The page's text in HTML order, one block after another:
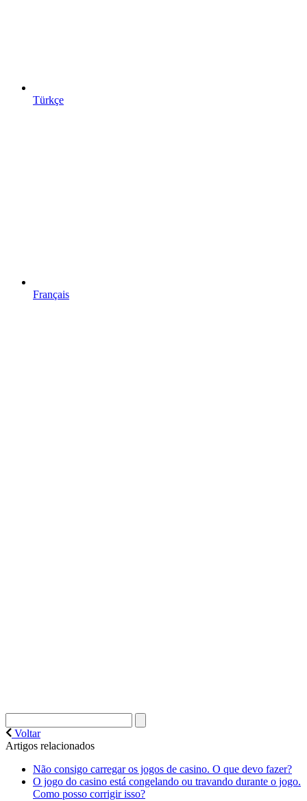
Türkçe
Français
Voltar
Artigos relacionados
Não consigo carregar os jogos de casino. O que devo fazer?
O jogo do casino está congelando ou travando durante o jogo.
Como posso corrigir isso?